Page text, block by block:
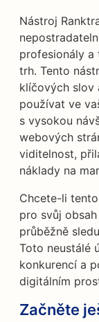
Nástroj
profesionály a
trh. Tento
klíčových slov
používat ve
s vysokou
webových
viditelnost,
náklady na
Chcete-li
pro svůj
průběžně
Toto neustálé
konkurencí a
digitálním
Začněte